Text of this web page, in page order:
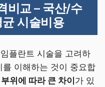
비교 – 국산/수
시술비용
플란트 시술을 고려하
이해하는 것이 중요합
위에 따라 큰 차이 가 있